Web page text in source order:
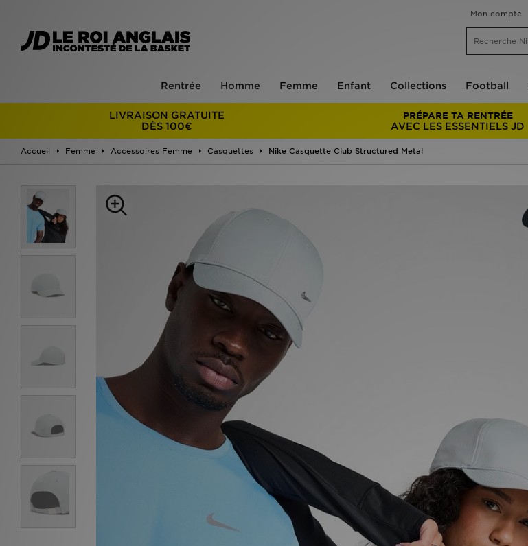
Mon compte
Rentrée Homme Femme Enfant Collections Football
LIVRAISON GRATUITE
DÈS 100€
PRÉPARE TA RENTRÉE
AVEC LES ESSENTIELS JD
Accueil Femme Accessoires Femme Casquettes Nike Casquette Club Structured Metal